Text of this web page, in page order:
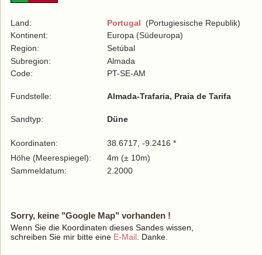
Land: Portugal (Portugiesische Republik)
Kontinent:
Europa (Südeuropa)
Region:
Setúbal
Subregion:
Almada
Code:
PT-SE-AM
Fundstelle: Almada-Trafaria, Praia de Tarifa
Sandtyp: Düne
Koordinaten:
38.6717, -9.2416 *
Höhe (Meerespiegel):
4m (± 10m)
Sammeldatum:
2.2000
Sorry, keine "Google Map" vorhanden !
Wenn Sie die Koordinaten dieses Sandes wissen,
schreiben Sie mir bitte eine E-Mail . Danke.